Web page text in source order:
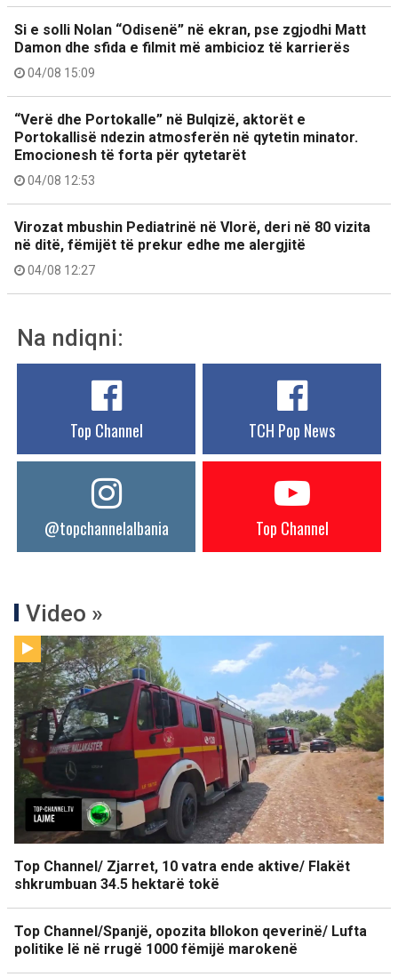
Si e solli Nolan “Odisenë” në ekran, pse zgjodhi Matt
Damon dhe sfida e filmit më ambicioz të karrierës
04/08 15:09
“Verë dhe Portokalle” në Bulqizë, aktorët e
Portokallisë ndezin atmosferën në qytetin minator.
Emocionesh të forta për qytetarët
04/08 12:53
Virozat mbushin Pediatrinë në Vlorë, deri në 80 vizita
në ditë, fëmijët të prekur edhe me alergjitë
04/08 12:27
Na ndiqni:
Top Channel TCH Pop News
@topchannelalbania Top Channel
Video »
Top Channel/ Zjarret, 10 vatra ende aktive/ Flakët
shkrumbuan 34.5 hektarë tokë
Top Channel/Spanjë, opozita bllokon qeverinë/ Lufta
politike lë në rrugë 1000 fëmijë marokenë